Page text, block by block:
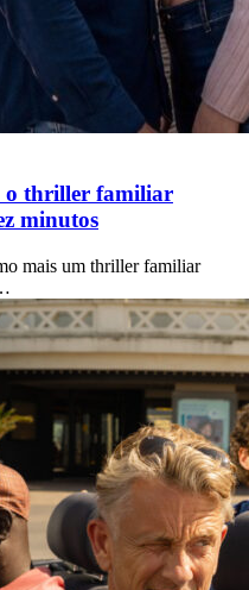
o thriller familiar
minutos
mais um thriller familiar